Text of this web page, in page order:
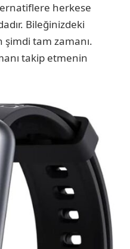
herkese
Bileğinizdeki
tam zamanı.
takip etmenin